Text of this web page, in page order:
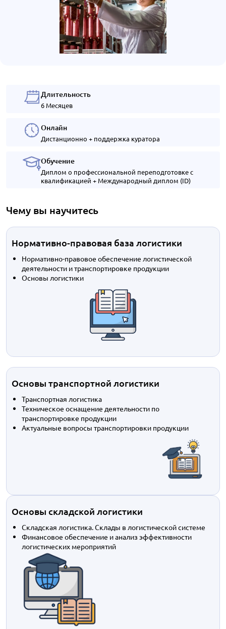
Длительность
6 Месяцев
Онлайн
Дистанционно + поддержка куратора
Обучение
Диплом о профессиональной переподготовке с
квалификацией + Международный диплом (ID)
Чему вы научитесь
Нормативно-правовая база логистики
Нормативно-правовое обеспечение логистической
деятельности и транспортировке продукции
Основы логистики
Основы транспортной логистики
Транспортная логистика
Техническое оснащение деятельности по
транспортировке продукции
Актуальные вопросы транспортировки продукции
Основы складской логистики
Складская логистика. Склады в логистической системе
Финансовое обеспечение и анализ эффективности
логистических мероприятий